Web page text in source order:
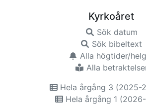
Kyrkoåret
Sök datum
Sök bibeltext
Alla högtider/
Alla
Hela årgång 3 (2025-
Hela årgång 1